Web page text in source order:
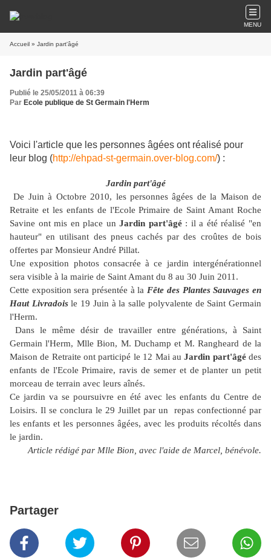
MENU
Accueil » Jardin part'âgé
Jardin part'âgé
Publié le 25/05/2011 à 06:39
Par Ecole publique de St Germain l'Herm
Voici l'article que les personnes âgées ont réalisé pour
leur blog (http://ehpad-st-germain.over-blog.com/) :
Jardin part'âgé
De Juin à Octobre 2010, les personnes âgées de la Maison de
Retraite et les enfants de l'Ecole Primaire de Saint Amant Roche
Savine ont mis en place unJardin part'âgé: il a été réalisé "en
hauteur" en utilisant des pneus cachés par des croûtes de bois
offertes par Monsieur André Pillat.
Une exposition photos consacrée à ce jardin intergénérationnel
sera visible à la mairie de Saint Amant du 8 au 30 Juin 2011.
Cette exposition sera présentée à la Fête des Plantes Sauvages en
Haut Livradoisle 19 Juin à la salle polyvalente de Saint Germain
l'Herm.
Dans le même désir de travailler entre générations, à Saint
Germain l'Herm, Mlle Bion, M. Duchamp et M. Rangheard de la
Maison de Retraite ont participé le 12 Mai auJardin part'âgédes
enfants de l'Ecole Primaire, ravis de semer et de planter un petit
morceau de terrain avec leurs aînés.
Ce jardin va se poursuivre en été avec les enfants du Centre de
Loisirs. Il se conclura le 29 Juillet par un
repas confectionné par
les enfants et les personnes âgées, avec les produits récoltés dans
le jardin.
Article rédigé par Mlle Bion, avec l'aide de Marcel, bénévole.
Partager